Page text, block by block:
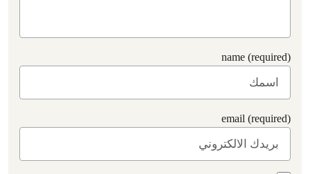
name (required)
email (required)